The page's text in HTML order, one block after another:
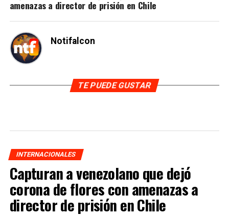
amenazas a director de prisión en Chile
Notifalcon
TE PUEDE GUSTAR
INTERNACIONALES
Capturan a venezolano que dejó
corona de flores con amenazas a
director de prisión en Chile